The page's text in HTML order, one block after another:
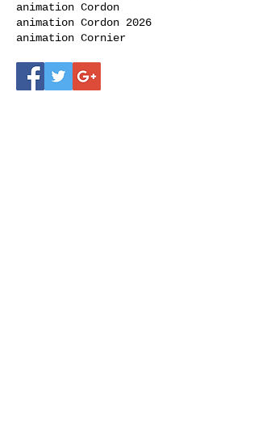
animation Cordon
animation Cordon 2026
animation Cornier